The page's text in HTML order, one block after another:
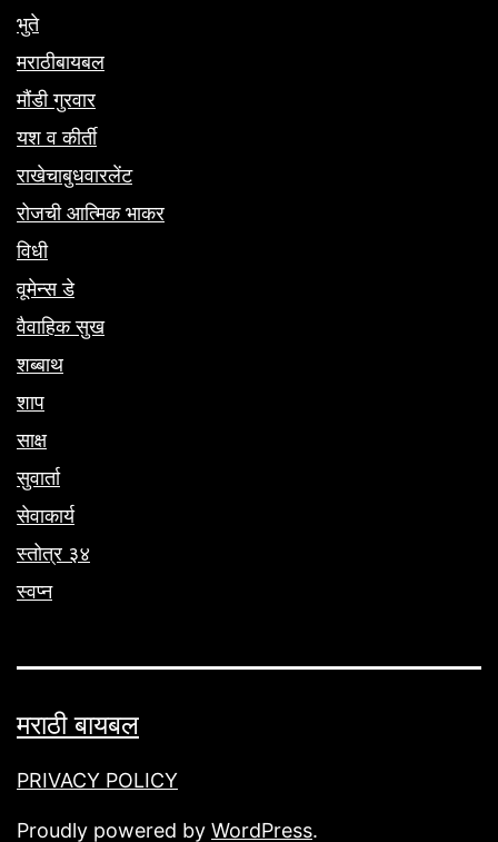
भुते
मराठीबायबल
मौंडी गुरवार
यश व कीर्ती
राखेचाबुधवारलेंट
रोजची आत्मिक भाकर
विधी
वूमेन्स डे
वैवाहिक सुख
शब्बाथ
शाप
साक्ष
सुवार्ता
सेवाकार्य
स्तोत्र ३४
स्वप्न
मराठी बायबल
PRIVACY POLICY
Proudly powered by WordPress.